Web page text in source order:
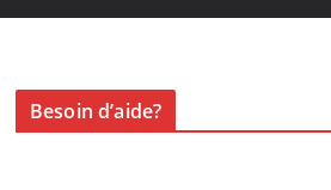
Besoin d’aide?